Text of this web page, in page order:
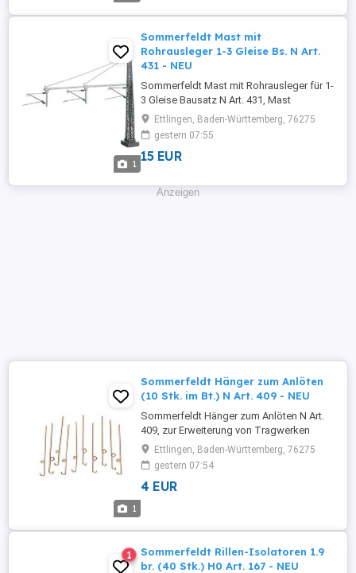
Lagerbestand, Versandkosten und
Warenkorbrabatt ...
1
Sommerfeldt Mast mit
Rohrausleger 1-3 Gleise Bs. N Art.
431 - NEU
Sommerfeldt Mast mit Rohrausleger für 1-
3 Gleise Bausatz N Art. 431, Mast
dunkelgrün, Ausladung 100mm, keine
elektrische Trennung, einfach zu verlöten .
Alle angebotenen Artikel sind NEUWARE
mit 2 Jahren gesetzlicher Gewähr und 14
Kommapreis, Lagerbestand,
Versandkosten ...
Ettlingen, Baden-Württemberg, 76275
gestern 07:55
15 EUR
Anzeigen
1
Sommerfeldt Hänger zum Anlöten
(10 Stk. im Bt.) N Art. 409 - NEU
Sommerfeldt Hänger zum Anlöten N Art.
409, zur Erweiterung von Tragwerken
(Preis ist für Beutel mit 10 Stk.) . Alle
angebotenen Artikel sind NEUWARE mit 2
Jahren gesetzlicher Gewähr und 14 Tagen
Widerrufsrecht! Realer Kommapreis,
Ettlingen, Baden-Württemberg, 76275
gestern 07:54
4 EUR
1
Sommerfeldt Rillen-Isolatoren 1.9
br. (40 Stk.) H0 Art. 167 - NEU